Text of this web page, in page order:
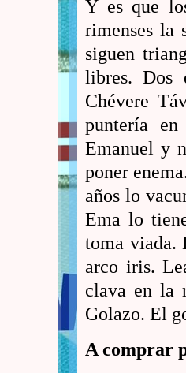
Y es que
rimenses la
siguen
libres. Dos
Chévere
puntería
Emanuel y
poner
años lo
Ema lo
toma viada.
arco iris.
clava en la
Golazo. El
A comprar